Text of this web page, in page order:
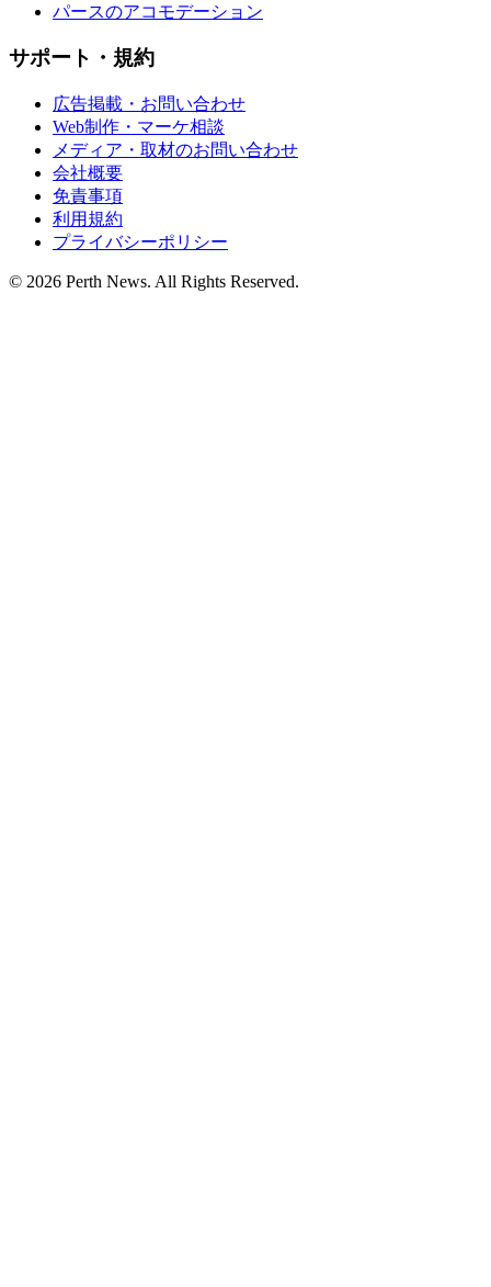
パースのアコモデーション
サポート・規約
広告掲載・お問い合わせ
Web制作・マーケ相談
メディア・取材のお問い合わせ
会社概要
免責事項
利用規約
プライバシーポリシー
© 2026 Perth News. All Rights Reserved.